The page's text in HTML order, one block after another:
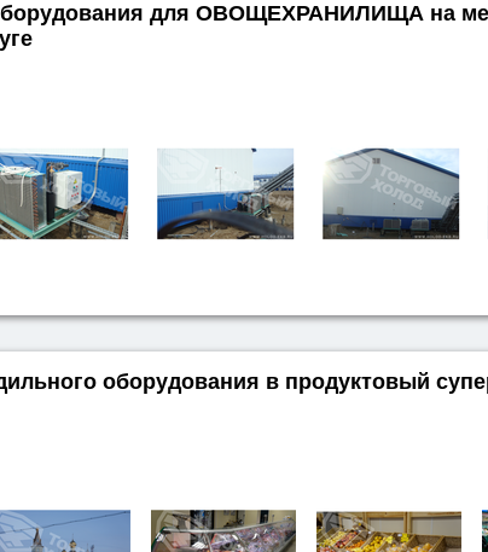
для ОВОЩЕХРАНИЛИЩА на
оборудования в продуктовый